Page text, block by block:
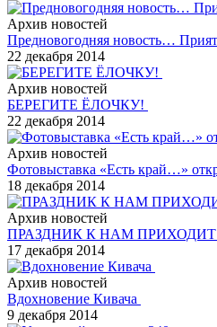
Архив новостей
Предновогодняя новость…
22 декабря 2014
Архив новостей
БЕРЕГИТЕ ЁЛОЧКУ!
22 декабря 2014
Архив новостей
Фотовыставка «Есть край…»
18 декабря 2014
Архив новостей
ПРАЗДНИК К НАМ
17 декабря 2014
Архив новостей
Вдохновение Кивача
9 декабря 2014